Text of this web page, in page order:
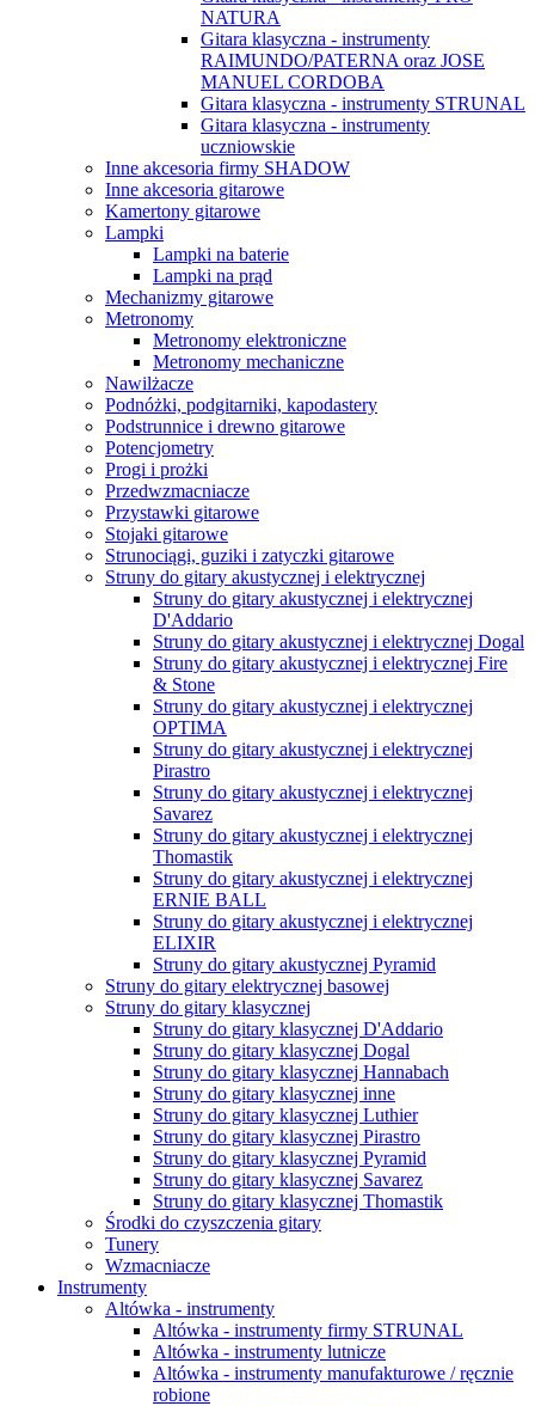
NATURA
Gitara klasyczna - instrumenty
RAIMUNDO/PATERNA oraz JOSE
MANUEL CORDOBA
Gitara klasyczna - instrumenty STRUNAL
Gitara klasyczna - instrumenty
uczniowskie
Inne akcesoria firmy SHADOW
Inne akcesoria gitarowe
Kamertony gitarowe
Lampki
Lampki na baterie
Lampki na prąd
Mechanizmy gitarowe
Metronomy
Metronomy elektroniczne
Metronomy mechaniczne
Nawilżacze
Podnóżki, podgitarniki, kapodastery
Podstrunnice i drewno gitarowe
Potencjometry
Progi i prożki
Przedwzmacniacze
Przystawki gitarowe
Stojaki gitarowe
Strunociągi, guziki i zatyczki gitarowe
Struny do gitary akustycznej i elektrycznej
Struny do gitary akustycznej i elektrycznej
D'Addario
Struny do gitary akustycznej i elektrycznej Dogal
Struny do gitary akustycznej i elektrycznej Fire
& Stone
Struny do gitary akustycznej i elektrycznej
OPTIMA
Struny do gitary akustycznej i elektrycznej
Pirastro
Struny do gitary akustycznej i elektrycznej
Savarez
Struny do gitary akustycznej i elektrycznej
Thomastik
Struny do gitary akustycznej i elektrycznej
ERNIE BALL
Struny do gitary akustycznej i elektrycznej
ELIXIR
Struny do gitary akustycznej Pyramid
Struny do gitary elektrycznej basowej
Struny do gitary klasycznej
Struny do gitary klasycznej D'Addario
Struny do gitary klasycznej Dogal
Struny do gitary klasycznej Hannabach
Struny do gitary klasycznej inne
Struny do gitary klasycznej Luthier
Struny do gitary klasycznej Pirastro
Struny do gitary klasycznej Pyramid
Struny do gitary klasycznej Savarez
Struny do gitary klasycznej Thomastik
Środki do czyszczenia gitary
Tunery
Wzmacniacze
Instrumenty
Altówka - instrumenty
Altówka - instrumenty firmy STRUNAL
Altówka - instrumenty lutnicze
Altówka - instrumenty manufakturowe / ręcznie
robione